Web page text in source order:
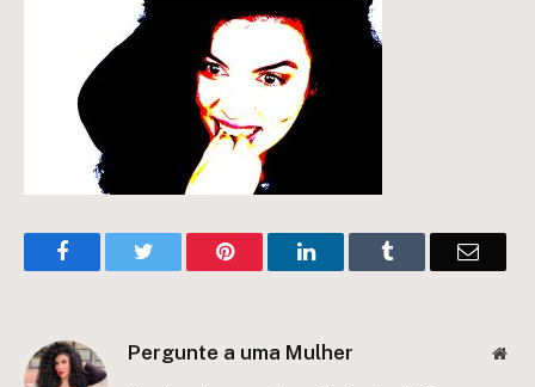
FacebookTwitter Pinterest LinkedInTumblr Email
Pergunte a uma Mulher